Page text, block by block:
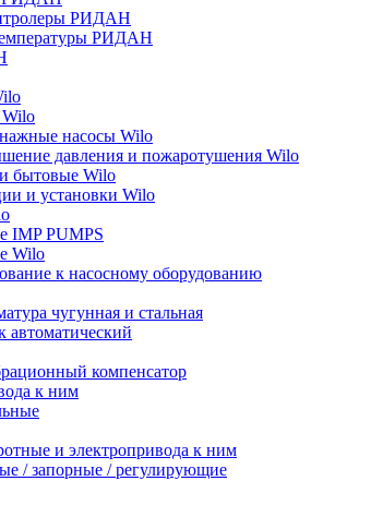
РИДАН
РИДАН
Wilo
насосы Wilo
давления и пожаротушения Wilo
бытовые Wilo
и установки Wilo
IMP PUMPS
Wilo
к насосному оборудованию
чугунная и стальная
автоматический
компенсатор
к ним
и электропривода к ним
/ запорные / регулирующие